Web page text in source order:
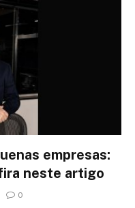
empresas:
neste artigo
0